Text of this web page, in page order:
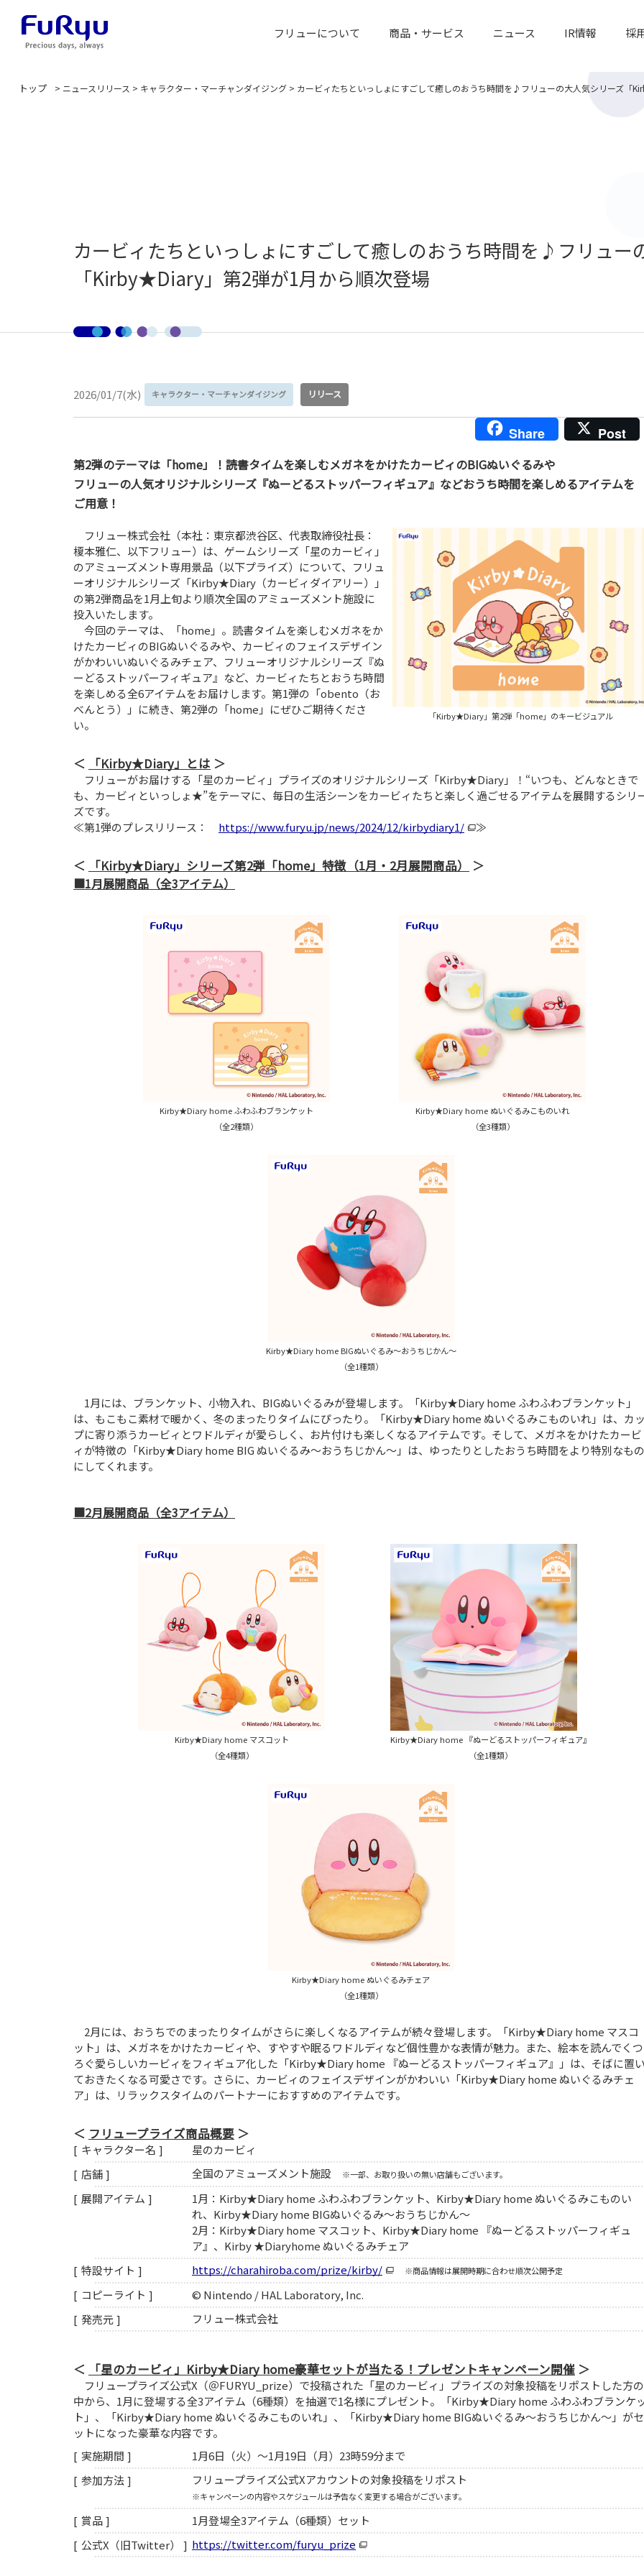
フリューについて 商品・サービス ニュース IR情報 採
トップ > ニュースリリース > キャラクター・マーチャンダイジング > カービィたちといっしょにすごして癒しのおうち時間を♪フリューの大人気シリーズ「
カービィたちといっしょにすごして癒しのおうち時間を♪フリュー
「Kirby★Diary」第2弾が1月から順次登場
2026/01/7(水) キャラクター・マーチャンダイジング リリース
Share Post
第2弾のテーマは「home」！読書タイムを楽しむメガネをかけたカービィのBIGぬいぐるみや
フリューの人気オリジナルシリーズ『ぬーどるストッパーフィギュア』などおうち時間を楽しめるアイテムを
ご用意！
フリュー株式会社（本社：東京都渋谷区、代表取締役社長：
榎本雅仁、以下フリュー）は、ゲームシリーズ「星のカービィ」
のアミューズメント専用景品（以下プライズ）について、フリュ
ーオリジナルシリーズ「Kirby★Diary（カービィダイアリー）」
の第2弾商品を1月上旬より順次全国のアミューズメント施設に
投入いたします。
今回のテーマは、「home」。読書タイムを楽しむメガネをか
けたカービィのBIGぬいぐるみや、カービィのフェイスデザイン
がかわいいぬいぐるみチェア、フリューオリジナルシリーズ『ぬ
ーどるストッパーフィギュア』など、カービィたちとおうち時間
を楽しめる全6アイテムをお届けします。第1弾の「obento（お
べんとう）」に続き、第2弾の「home」にぜひご期待くださ
い。
「Kirby★Diary」第2弾「home」のキービジュアル
「Kirby★Diary」とは
フリューがお届けする「星のカービィ」プライズのオリジナルシリーズ「Kirby★Diary」！“いつも、どんなときで
も、カービィといっしょ★”をテーマに、毎日の生活シーンをカービィたちと楽しく過ごせるアイテムを展開するシリ
ズです。
≪第1弾のプレスリリース：
https://www.furyu.jp/news/2024/12/kirbydiary1/ ≫
「Kirby★Diary」シリーズ第2弾「home」特徴（1月・2月展開商品）
■1月展開商品（全3アイテム）
Kirby★Diary home ふわふわブランケット
（全2種類）
Kirby★Diary home ぬいぐるみこものいれ
（全3種類）
Kirby★Diary home BIGぬいぐるみ～おうちじかん～
（全1種類）
1月には、ブランケット、小物入れ、BIGぬいぐるみが登場します。「Kirby★Diary home ふわふわブランケット」
は、もこもこ素材で暖かく、冬のまったりタイムにぴったり。「Kirby★Diary home ぬいぐるみこものいれ」は、カ
プに寄り添うカービィとワドルディが愛らしく、お片付けも楽しくなるアイテムです。そして、メガネをかけたカービ
ィが特徴の「Kirby★Diary home BIG ぬいぐるみ～おうちじかん～」は、ゆったりとしたおうち時間をより特別なもの
にしてくれます。
■2月展開商品（全3アイテム）
Kirby★Diary home マスコット
（全4種類）
Kirby★Diary home 『ぬーどるストッパーフィギュア』
（全1種類）
Kirby★Diary home ぬいぐるみチェア
（全1種類）
2月には、おうちでのまったりタイムがさらに楽しくなるアイテムが続々登場します。「Kirby★Diary home マスコ
ット」は、メガネをかけたカービィや、すやすや眠るワドルディなど個性豊かな表情が魅力。また、絵本を読んでくつ
ろぐ愛らしいカービィをフィギュア化した「Kirby★Diary home 『ぬーどるストッパーフィギュア』」は、そばに置
ておきたくなる可愛さです。さらに、カービィのフェイスデザインがかわいい「Kirby★Diary home ぬいぐるみチェ
ア」は、リラックスタイムのパートナーにおすすめのアイテムです。
フリュープライズ商品概要
キャラクター名
星のカービィ
店舗
全国のアミューズメント施設 ※一部、お取り扱いの無い店舗もございます。
展開アイテム
1月：Kirby★Diary home ふわふわブランケット、Kirby★Diary home ぬいぐるみこものい
れ、Kirby★Diary home BIGぬいぐるみ～おうちじかん～
2月：Kirby★Diary home マスコット、Kirby★Diary home 『ぬーどるストッパーフィギュ
ア』、Kirby ★Diaryhome ぬいぐるみチェア
特設サイト
https://charahiroba.com/prize/kirby/ ※商品情報は展開時期に合わせ順次公開予定
コピーライト
© Nintendo / HAL Laboratory, Inc.
発売元
フリュー株式会社
「星のカービィ」Kirby★Diary home豪華セットが当たる！プレゼントキャンペーン開催
フリュープライズ公式X（＠FURYU_prize）で投稿された「星のカービィ」プライズの対象投稿をリポストした方の
中から、1月に登場する全3アイテム（6種類）を抽選で1名様にプレゼント。「Kirby★Diary home ふわふわブランケ
ト」、「Kirby★Diary home ぬいぐるみこものいれ」、「Kirby★Diary home BIGぬいぐるみ～おうちじかん～」がセ
ットになった豪華な内容です。
実施期間
1月6日（火）～1月19日（月）23時59分まで
参加方法
フリュープライズ公式Xアカウントの対象投稿をリポスト
※キャンペーンの内容やスケジュールは予告なく変更する場合がございます。
賞品
1月登場全3アイテム（6種類）セット
公式X（旧Twitter）
https://twitter.com/furyu_prize